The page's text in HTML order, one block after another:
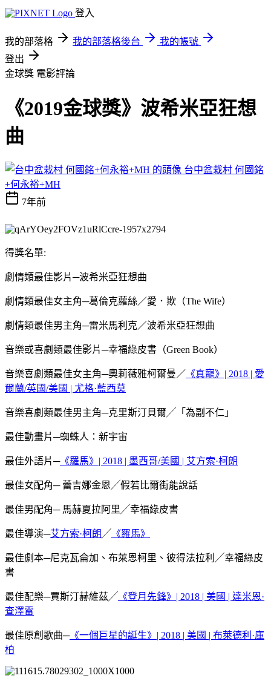
登入
我的部落格 我的部落格後台
我的帳號
登出
金球獎 電影評論
《2019金球獎》波希米亞狂想
曲
台中盆栽村 何國銘
+何永裕+MH
7年前
得獎名單:
劇情類最佳影片─波希米亞狂想曲
劇情類最佳女主角─葛倫克蘿絲／愛．欺（The Wife）
劇情類最佳男主角─雷米馬利克／波希米亞狂想曲
音樂或喜劇類最佳影片─幸福綠皮書（Green Book）
音樂喜劇類最佳女主角─奧莉薇雅柯爾曼／ 《真寵》| 2018 | 愛
爾蘭/英國/美國 | 尤格·藍西莫
音樂喜劇類最佳男主角─克里斯汀貝爾╱「為副不仁」
最佳動畫片─蜘蛛人：新宇宙
最佳外語片─《羅馬》| 2018 | 墨西哥/美國 | 艾方索·柯朗
最佳女配角─ 蕾吉娜金恩╱假若比爾街能說話
最佳男配角─ 馬赫夏拉阿里╱幸福綠皮書
最佳導演─艾方索·柯朗 ╱ 《羅馬》
最佳劇本─尼克瓦侖加、布萊恩柯里、彼得法拉利╱幸福綠皮
書
最佳配樂─賈斯汀赫維茲╱ 《登月先鋒》| 2018 | 美國 | 達米恩·
查澤雷
最佳原創歌曲─《一個巨星的誕生》| 2018 | 美國 | 布萊德利·庫
柏